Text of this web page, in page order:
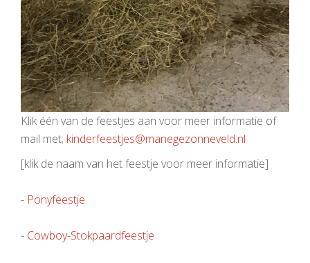
Klik één van de feestjes aan voor meer informatie of
mail met; kinderfeestjes@manegezonneveld.nl
[klik de naam van het feestje voor meer informatie]
- Ponyfeestje
- Cowboy-Stokpaardfeestje